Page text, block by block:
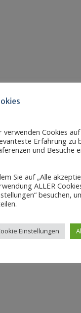
verwenden Cookies
Erfahrung zu
und Besuche
Sie auf „Alle
ALLER
besuchen,
Einstellungen